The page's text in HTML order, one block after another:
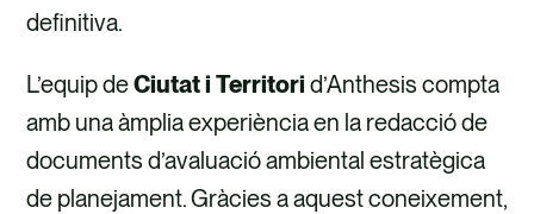
definitiva.
L’equip deCiutat i Territori d’Anthesis compta
amb una àmplia experiència en la redacció de
documents d’avaluació ambiental estratègica
de planejament. Gràcies a aquest coneixement,